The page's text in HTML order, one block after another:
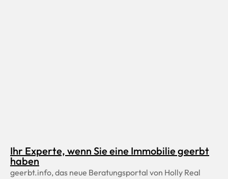
Ihr Experte, wenn Sie eine Immobilie geerbt
haben
geerbt.info, das neue Beratungsportal von Holly Real